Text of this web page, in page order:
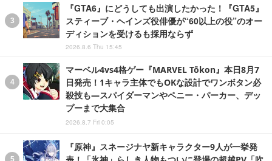
『GTA6』にどうしても出演したかった！『GTA5』
スティーブ・ヘインズ役俳優が“60以上の役”のオー
ディションを受けるも採用ならず
2026.8.6 Thu 15:45
マーベル4vs4格ゲー『MARVEL Tōkon』本日8月7
日発売！1キャラ主体でもOKな設計でワンボタン必
殺技も―スパイダーマンやペニー・パーカー、デッ
プーまで大集合
2026.8.7 Fri 0:05
『原神』スネージナヤ新キャラクター9人が一挙発